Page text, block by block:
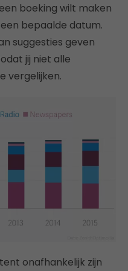
boeking wilt maken
bepaalde datum.
suggesties geven
jij niet alle
vergelijken.
onafhankelijk zijn